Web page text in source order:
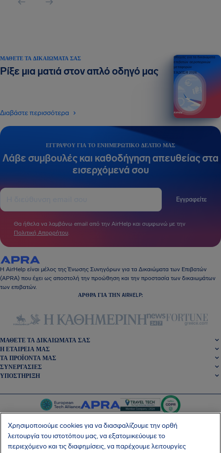
ΕΓΓΡΆΨΟΥ ΓΙΑ ΤΟ ΕΝΗΜΕΡΩΤΙΚΌ ΔΕΛΤΊΟ ΜΑΣ
Λάβε συμβουλές και καθοδήγηση απευθείας στα
εισερχόμενά σου
Εγγραφείτε
Θα ήθελα να λαμβάνω email από την AirHelp και συμφωνώ με την
Πολιτική Απορρήτου.
ΜΆΘΕΤΕ ΤΑ ΔΙΚΑΙΏΜΑΤΆ ΣΑΣ
Ρίξε μια ματιά στον απλό οδηγό μας
Διαβάστε περισσότερα
Οδηγός για τα δικαιώματα
επιβατών αεροπορικών
μεταφορών
ΕΚΔΟΣΗ 2026
Η AirHelp είναι μέλος της Ένωσης Συνηγόρων για τα Δικαιώματα των Επιβατών
(APRA) που έχει ως αποστολή την προώθηση και την προστασία των δικαιωμάτων
των επιβατών.
ΆΡΘΡΑ ΓΙΑ ΤΗΝ AIRHELP:
ΜΆΘΕΤΕ ΤΑ ΔΙΚΑΙΏΜΑΤΆ ΣΑΣ
Η ΕΤΑΙΡΕΊΑ ΜΑΣ
ΤΑ ΠΡΟΪΌΝΤΑ ΜΑΣ
ΣΥΝΕΡΓΑΣΊΕΣ
ΥΠΟΣΤΉΡΙΞΗ
SocialFacebook
SocialTwitter
SocialInstagram
SocialLinkedin
Χρησιμοποιούμε cookies για να διασφαλίζουμε την ορθή
λειτουργία του ιστοτόπου μας, να εξατομικεύουμε το
περιεχόμενο και τις διαφημίσεις, να παρέχουμε λειτουργίες